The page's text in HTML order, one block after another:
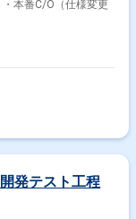
本番C/O（仕様変更
発テスト工程